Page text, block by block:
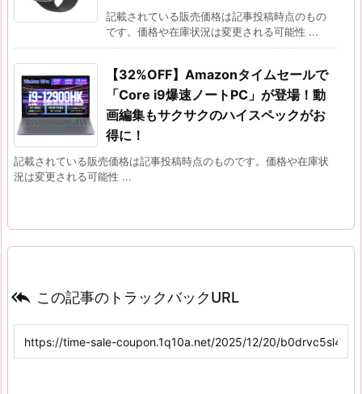
記載されている販売価格は記事投稿時点のもの
です。価格や在庫状況は変更される可能性 ...
【32%OFF】Amazonタイムセールで
「Core i9爆速ノートPC」が登場！動
画編集もサクサクのハイスペックがお
得に！
記載されている販売価格は記事投稿時点のものです。価格や在庫状
況は変更される可能性 ...
 この記事のトラックバックURL